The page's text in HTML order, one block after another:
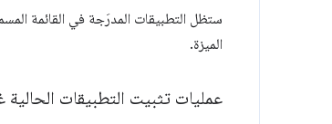
ستظل التطبيقات المدرَجة في القائمة
الميزة.
عمليات تثبيت التطبيقات الحالية